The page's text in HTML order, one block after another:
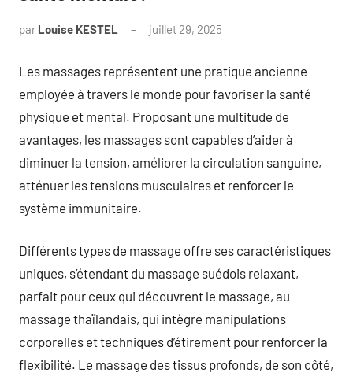
par Louise KESTEL juillet 29, 2025
Les massages représentent une pratique ancienne
employée à travers le monde pour favoriser la santé
physique et mental. Proposant une multitude de
avantages, les massages sont capables d’aider à
diminuer la tension, améliorer la circulation sanguine,
atténuer les tensions musculaires et renforcer le
système immunitaire.
Différents types de massage offre ses caractéristiques
uniques, s’étendant du massage suédois relaxant,
parfait pour ceux qui découvrent le massage, au
massage thaïlandais, qui intègre manipulations
corporelles et techniques d’étirement pour renforcer la
flexibilité. Le massage des tissus profonds, de son côté,